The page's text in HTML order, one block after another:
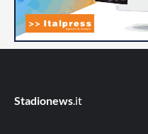
Stadionews.it